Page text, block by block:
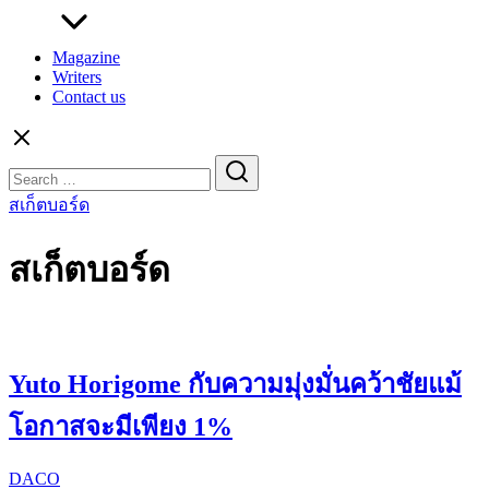
Magazine
Writers
Contact us
for:
สเก็ตบอร์ด
สเก็ตบอร์ด
Yuto Horigome กับความมุ่งมั่นคว้าชัยแม้
โอกาสจะมีเพียง 1%
DACO